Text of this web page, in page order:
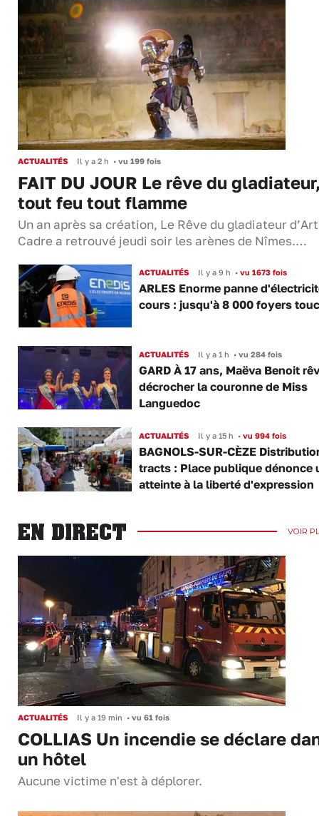
ACTUALITÉS Il y a 2 h • vu 199 fois
FAIT DU JOUR Le rêve du
tout feu tout flamme
Un an après sa création, Le Rêve du gladiateur
Cadre a retrouvé jeudi soir les arènes de Nîmes.…
ACTUALITÉS Il y a 9 h •vu 1673 fois
ARLES Enorme panne
cours : jusqu'à 8 000 foyers
ACTUALITÉS Il y a 1 h •vu 284 fois
GARD À 17 ans, Maëva Benoit
décrocher la couronne de Miss
Languedoc
ACTUALITÉS Il y a 15 h •vu 994 fois
BAGNOLS-SUR-CÈZE
tracts : Place publique dénonce
atteinte à la liberté d'expression
EN DIRECT VOIR
ACTUALITÉS Il y a 19 min • vu 61 fois
COLLIAS Un incendie se déclare
un hôtel
Aucune victime n'est à déplorer.